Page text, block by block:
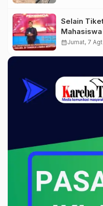
Selain
Lolos ke
calendar_monthJumat, 7